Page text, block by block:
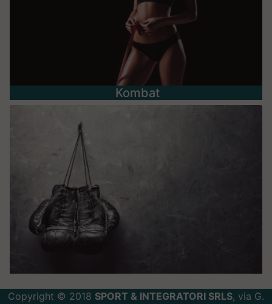
Kombat
Copyright © 2018 SPORT & INTEGRATORI SRLS, via G.